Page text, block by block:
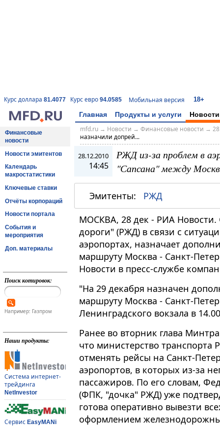
Курс доллара 81.4077 Курс евро 94.0585 Мобильная версия 18+
Главная Продукты и услуги Новости
Финансовые
новости
Новости эмитентов
Календарь
макростатистики
Ключевые ставки
Отчёты корпораций
Новости портала
События и
мероприятия
Доп. материалы
Поиск котировок:
Например: Газпром
Наши продукты:
Система интернет-
трейдинга
NetInvestor
Сервис EasyMANi
mfd.ru→ Новости → Финансовые новости →
назначили допрей...
28.12.2010
14:45
РЖД из-за проблем в
"Сапсана" между
Эмитенты: РЖД
МОСКВА, 28 дек - РИА
дороги" (РЖД) в связи с
аэропортах, назначает
маршруту Москва - Санкт-
Новости в пресс-службе
"На 29 декабря назначен
маршруту Москва - Санкт-
Ленинградского вокзала в
Ранее во вторник глава
что министерство
отменять рейсы на Санкт-
аэропортов, в которых из-за
пассажиров. По его словам,
(ФПК, "дочка" РЖД) уже
готова оперативно вывезти
оформлением